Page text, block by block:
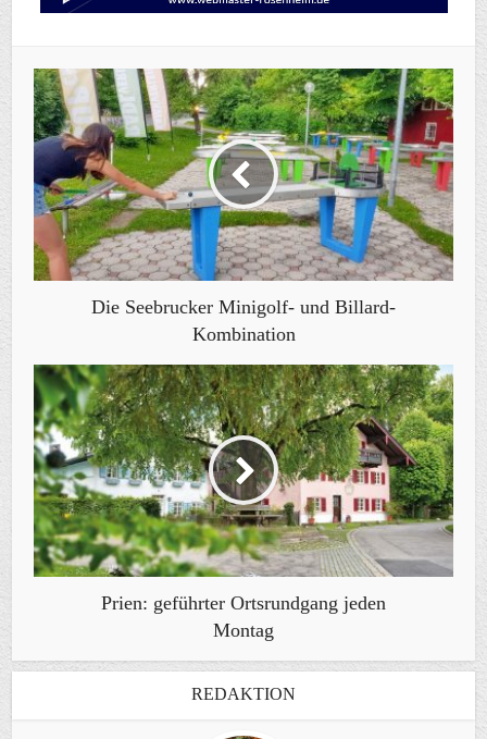
Die Seebrucker Minigolf- und Billard-
Kombination
Prien: geführter Ortsrundgang jeden
Montag
REDAKTION